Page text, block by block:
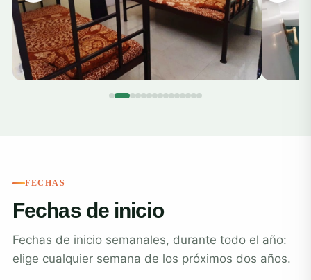
FECHAS
Fechas de inicio
Fechas de inicio semanales, durante todo el año:
elige cualquier semana de los próximos dos años.